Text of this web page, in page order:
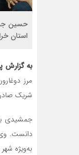
حسین
استان
به گزارش
مرز
شریک
جمشیدی
به‌ویژه